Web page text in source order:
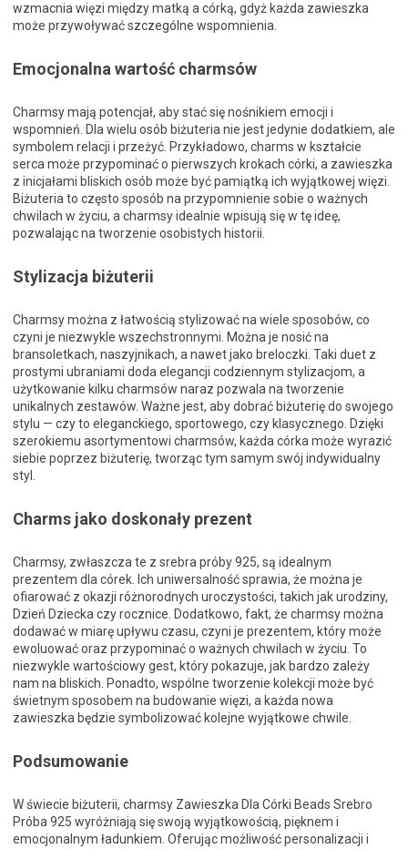
wzmacnia więzi między matką a córką, gdyż każda zawieszka
może przywoływać szczególne wspomnienia.
Emocjonalna wartość charmsów
Charmsy mają potencjał, aby stać się nośnikiem emocji i
wspomnień. Dla wielu osób biżuteria nie jest jedynie dodatkiem, ale
symbolem relacji i przeżyć. Przykładowo, charms w kształcie
serca może przypominać o pierwszych krokach córki, a zawieszka
z inicjałami bliskich osób może być pamiątką ich wyjątkowej więzi.
Biżuteria to często sposób na przypomnienie sobie o ważnych
chwilach w życiu, a charmsy idealnie wpisują się w tę ideę,
pozwalając na tworzenie osobistych historii.
Stylizacja biżuterii
Charmsy można z łatwością stylizować na wiele sposobów, co
czyni je niezwykle wszechstronnymi. Można je nosić na
bransoletkach, naszyjnikach, a nawet jako breloczki. Taki duet z
prostymi ubraniami doda elegancji codziennym stylizacjom, a
użytkowanie kilku charmsów naraz pozwala na tworzenie
unikalnych zestawów. Ważne jest, aby dobrać biżuterię do swojego
stylu — czy to eleganckiego, sportowego, czy klasycznego. Dzięki
szerokiemu asortymentowi charmsów, każda córka może wyrazić
siebie poprzez biżuterię, tworząc tym samym swój indywidualny
styl.
Charms jako doskonały prezent
Charmsy, zwłaszcza te z srebra próby 925, są idealnym
prezentem dla córek. Ich uniwersalność sprawia, że można je
ofiarować z okazji różnorodnych uroczystości, takich jak urodziny,
Dzień Dziecka czy rocznice. Dodatkowo, fakt, że charmsy można
dodawać w miarę upływu czasu, czyni je prezentem, który może
ewoluować oraz przypominać o ważnych chwilach w życiu. To
niezwykle wartościowy gest, który pokazuje, jak bardzo zależy
nam na bliskich. Ponadto, wspólne tworzenie kolekcji może być
świetnym sposobem na budowanie więzi, a każda nowa
zawieszka będzie symbolizować kolejne wyjątkowe chwile.
Podsumowanie
W świecie biżuterii, charmsy Zawieszka Dla Córki Beads Srebro
Próba 925 wyróżniają się swoją wyjątkowością, pięknem i
emocjonalnym ładunkiem. Oferując możliwość personalizacji i